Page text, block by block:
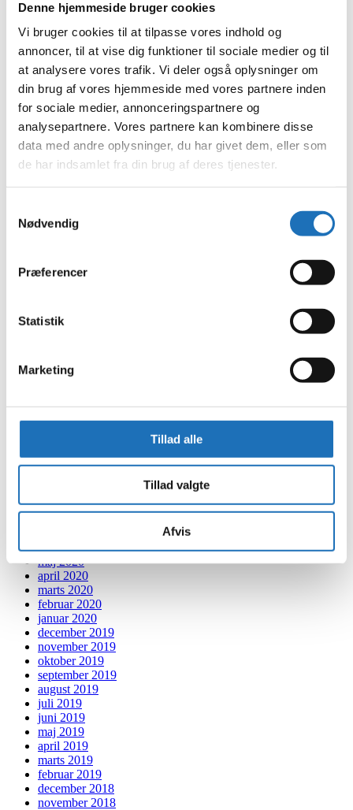
Denne hjemmeside bruger cookies
Vi bruger cookies til at tilpasse vores indhold og
annoncer, til at vise dig funktioner til sociale medier og til
at analysere vores trafik. Vi deler også oplysninger om
din brug af vores hjemmeside med vores partnere inden
for sociale medier, annonceringspartnere og
analysepartnere. Vores partnere kan kombinere disse
data med andre oplysninger, du har givet dem, eller som
de har indsamlet fra din brug af deres tjenester.
Nødvendig
Præferencer
Statistik
Marketing
Tillad alle
Tillad valgte
Afvis
september 2023
juli 2023
juni 2023
maj 2023
april 2023
februar 2023
januar 2023
december 2022
november 2022
oktober 2022
september 2022
maj 2022
januar 2022
oktober 2021
juli 2021
juni 2021
april 2021
marts 2021
december 2020
september 2020
juni 2020
maj 2020
april 2020
marts 2020
februar 2020
januar 2020
december 2019
november 2019
oktober 2019
september 2019
august 2019
juli 2019
juni 2019
maj 2019
april 2019
marts 2019
februar 2019
december 2018
november 2018